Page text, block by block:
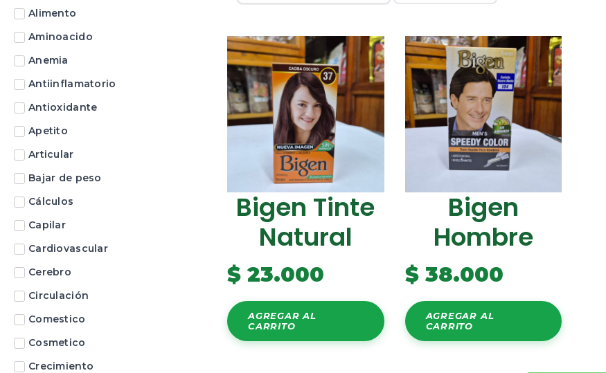
Alimento
Aminoacido
Anemia
Antiinflamatorio
Antioxidante
Apetito
Articular
Bajar de peso
Cálculos
Capilar
Cardiovascular
Cerebro
Circulación
Comestico
Cosmetico
Crecimiento
productos
Bigen Tinte
Natural
$ 23.000
AGREGAR AL
CARRITO
Bigen
Hombre
$38.000
AGREGAR AL
CARRITO